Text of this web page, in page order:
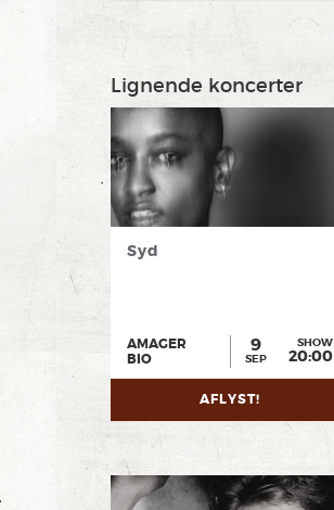
Lignende koncerter
Syd
AMAGER
BIO
9
SEP
SHOW
20:00
AFLYST!